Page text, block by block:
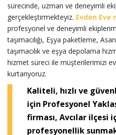
sürecinde, uzman ve deneyimli
gerçekleştirmekteyiz. Evden Eve
profesyonel ve deneyimli
taşımacılığı, Eşya paketleme,
taşımacılık ve eşya depolama
hizmet süreci ile müşterilerimizi ev
kurtarıyoruz.
Kaliteli, hızlı ve
için Profesyonel
firması, Avcılar ilçesi
profesyonellik